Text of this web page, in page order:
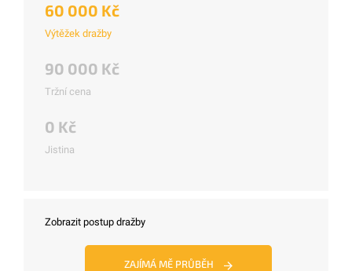
60 000 Kč
Výtěžek dražby
90 000 Kč
Tržní cena
0 Kč
Jistina
Zobrazit postup dražby
ZAJÍMÁ MĚ PRŮBĚH